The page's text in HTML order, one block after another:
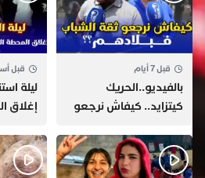
قبل 7 أيام
بالفيديو..الحريك
كيتزايد.. كيفاش نرجعو
قبل
​ليلة
إغلاق